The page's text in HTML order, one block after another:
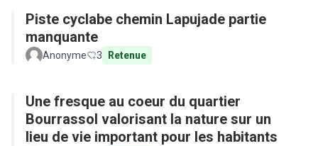
Piste cyclabe chemin Lapujade partie
manquante
Anonyme 3 Retenue
Une fresque au coeur du quartier
Bourrassol valorisant la nature sur un
lieu de vie important pour les habitants